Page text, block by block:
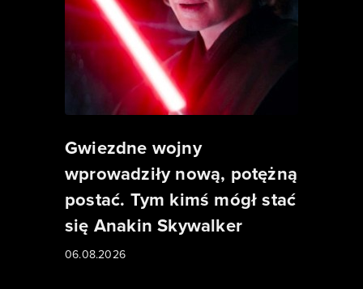
Gwiezdne wojny
wprowadziły nową, potężną
postać. Tym kimś mógł stać
się Anakin Skywalker
06.08.2026